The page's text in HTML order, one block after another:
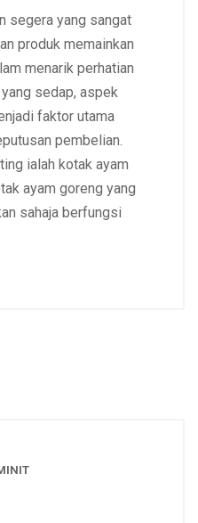
segera yang sangat
produk memainkan
menarik perhatian
sedap, aspek
faktor utama
pembelian.
ialah kotak ayam
ayam goreng yang
sahaja berfungsi